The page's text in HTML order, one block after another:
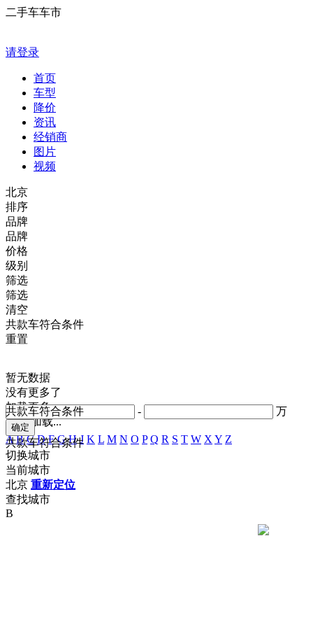
二手车车市
请登录
首页
车型
降价
资讯
经销商
图片
视频
北京
排序
品牌
品牌
价格
- 万
共款车符合条件
级别
共款车符合条件
筛选
筛选
清空
共款车符合条件
重置
暂无数据
没有更多了
加载更多
正在加载...
A B C D F G H J K L M N O P Q R S T W X Y Z
切换城市
当前城市
北京 重新定位
查找城市
B